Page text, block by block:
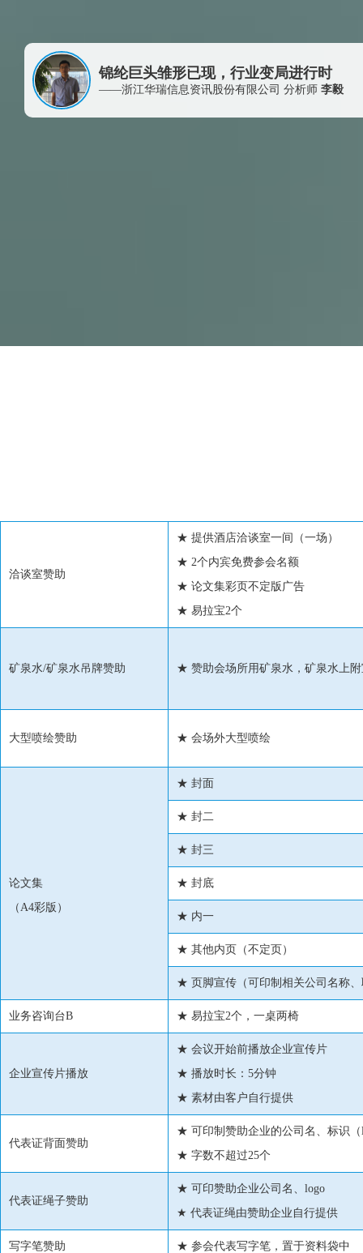
锦纶巨头雏形已现，行业变局进行时
——浙江华瑞信息资讯股份有限公司 分析师 李毅
洽谈室赞助
★ 提供酒店洽谈室一间（一场）
★ 2个内宾免费参会名额
★ 论文集彩页不定版广告
★ 易拉宝2个
矿泉水/矿泉水吊牌赞助 ★ 赞助会场所用矿泉水，矿泉水上
大型喷绘赞助 ★ 会场外大型喷绘
论文集
（A4彩版）
★ 封面
★ 封二
★ 封三
★ 封底
★ 内一
★ 其他内页（不定页）
★ 页脚宣传（可印制相关公司名称
业务咨询台B ★ 易拉宝2个，一桌两椅
企业宣传片播放
★ 会议开始前播放企业宣传片
★ 播放时长：5分钟
★ 素材由客户自行提供
代表证背面赞助
★ 可印制赞助企业的公司名、标识
★ 字数不超过25个
代表证绳子赞助
★ 可印赞助企业公司名、logo
★ 代表证绳由赞助企业自行提供
写字笔赞助 ★ 参会代表写字笔，置于资料袋中